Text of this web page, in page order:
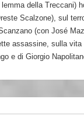
della Treccani)
Scalzone), sul
(con José
assassine, sulla vita
e di Giorgio